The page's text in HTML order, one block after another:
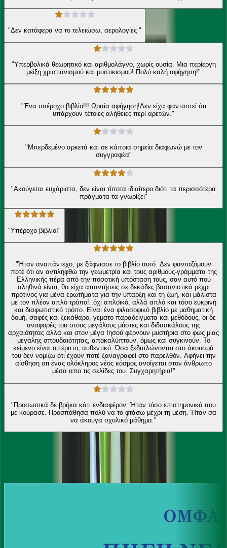
"Δεν κατάφερα να το τελειώσω, αερολογίες "
"Υπερβολικά θεωρητικό και αριθμολάγνο, χωρίς ουσία. Μια περίεργη
μείξη χριστιανισμού και μυστικισμού! Πολύ καλή αφήγηση!"
"Ένα υπέροχο βιβλίο!!! Ωραία αφήγηση!Δεν είχα φανταστεί ότι
υπάρχουν τέτοιες αλήθειες περί αρετών."
"Μπερδεμένο αρκετά και σε κάποια σημεία διαφωνώ με τον
συγγραφέα"
"Ακούγεται ευχάριστα, δεν είναι τίποτα ιδιαίτερο διότι τα περισσότερα
πράγματα τα γνωρίζει"
"Υπέροχο βιβλίο!"
"Ήταν αναπάντεχο, με ξάφνιασε το βιβλίο αυτό. Δεν φανταζόμουν
ποτέ ότι αν αντιληφθώ την γεωμετρία και τους αριθμούς-γράμματα της
Ελληνικής πέρα από την ποσοτική υπόσταση τους, σαν αυτό που
αληθινά είναι, θα είχα απαντήσεις σε δεκάδες βασανιστικά μέχρι
πρότινος για μένα ερωτήματα για την ύπαρξη και τη ζωή, και μάλιστα
με τον πλέον απλό τρόπο!..όχι απλοϊκό, αλλά απλό και τόσο ευκρινή
και διαφωτιστικό τρόπο. Είναι ένα φιλοσοφικό βιβλίο με μαθηματική
δομή, σαφές και ξεκάθαρο, γεμάτο παραδείγματα και μεθόδους, οι δε
αναφορές του στους μεγάλους μύστες και διδασκάλους της
αρχαιότητας αλλά και στον μέγα Ιησού φέρνουν μυστήρια στο φως μιας
μεγάλης σπουδαιότητας, αποκαλύπτουν, όμως και συγκινούν. Το
κείμενο είναι απέριττο, αυθεντικό. Όσα ξεδιπλώνονται στο άκουσμά
του δεν νομίζω ότι έχουν ποτέ ξαναγραφεί στο παρελθόν. Αφήνει την
αίσθηση οτι ένας ολόκληρος νέος κόσμος ανοίγεται στον άνθρωπο
μέσα απο τις σελίδες του. Συγχαρητήρια!"
"Προσωπικά δε βρήκα κάτι ενδιαφέρον. Ήταν τόσο επιστημονικό που
με κούρασε. Προσπάθησα πολύ να το φτάσω μέχρι τη μέση. Ήταν σα
να άκουγα σχολικό μάθημα."
Ίδιος συγγραφέας